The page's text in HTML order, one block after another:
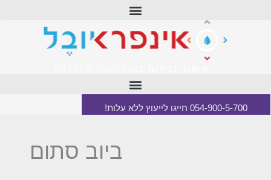
054-900-5-700 חייגו לייעוץ ללא עלות!
ביוב סתום